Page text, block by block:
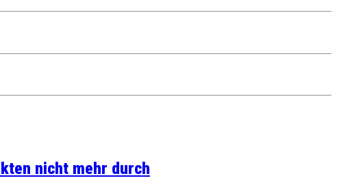
nicht mehr durch